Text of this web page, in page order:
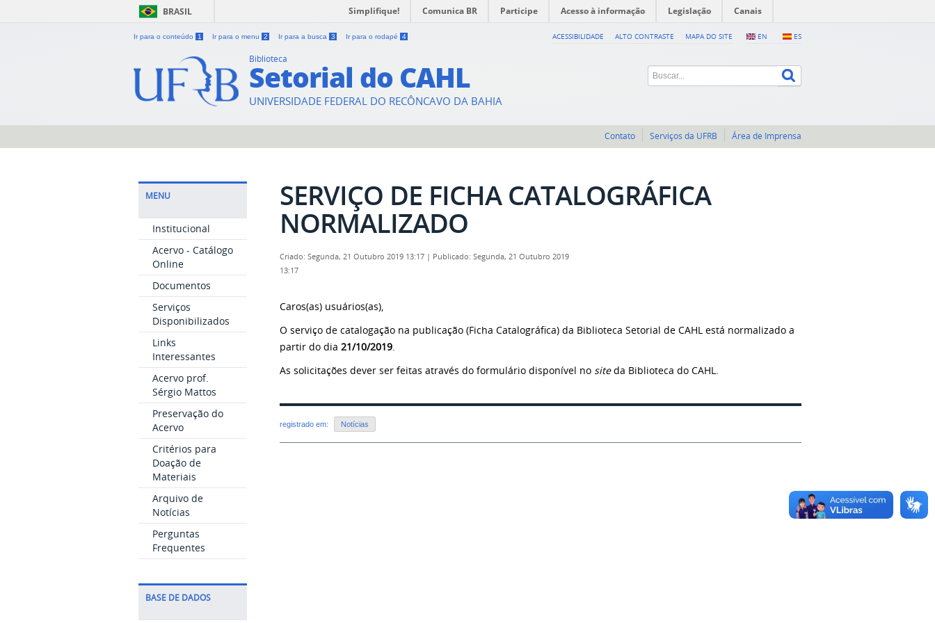
BRASIL Simplifique! Comunica BR Participe Acesso à informação Legislação Canais
Ir para o conteúdo 1 Ir para o menu 2 Ir para a busca 3 Ir para o rodapé 4 EN ES
ACESSIBILIDADE ALTO CONTRASTE MAPA DO SITE
Biblioteca
Setorial do CAHL
UNIVERSIDADE FEDERAL DO RECÔNCAVO DA BAHIA
Contato Serviços da UFRB Área de Imprensa
MENU
Institucional
Acervo - Catálogo
Online
Documentos
Serviços
Disponibilizados
Links
Interessantes
Acervo prof.
Sérgio Mattos
Preservação do
Acervo
Critérios para
Doação de
Materiais
Arquivo de
Notícias
Perguntas
Frequentes
BASE DE DADOS
SERVIÇO DE FICHA CATALOGRÁFICA
NORMALIZADO
Criado: Segunda, 21 Outubro 2019 13:17 | Publicado: Segunda, 21 Outubro 2019
13:17
Caros(as) usuários(as),
O serviço de catalogação na publicação (Ficha Catalográfica) da Biblioteca Setorial de CAHL está normalizado a
partir do dia 21/10/2019.
As solicitações dever ser feitas através do formulário disponível no siteda Biblioteca do CAHL.
registrado em: Notícias